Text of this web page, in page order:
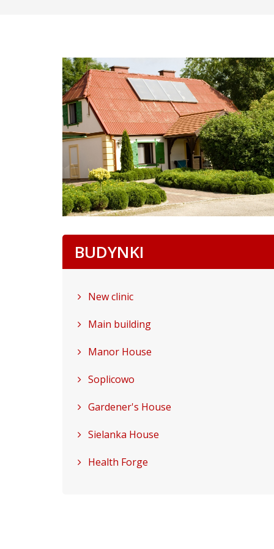
BUDYNKI
New clinic
Main building
Manor House
Soplicowo
Gardener's House
Sielanka House
Health Forge